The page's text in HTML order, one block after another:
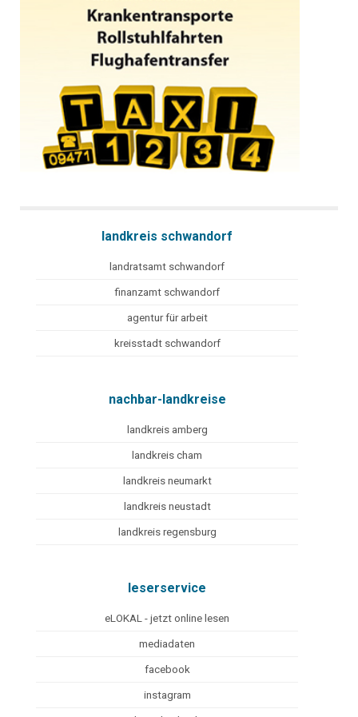
landkreis schwandorf
landratsamt schwandorf
finanzamt schwandorf
agentur für arbeit
kreisstadt schwandorf
nachbar-landkreise
landkreis amberg
landkreis cham
landkreis neumarkt
landkreis neustadt
landkreis regensburg
leserservice
eLOKAL - jetzt online lesen
mediadaten
facebook
instagram